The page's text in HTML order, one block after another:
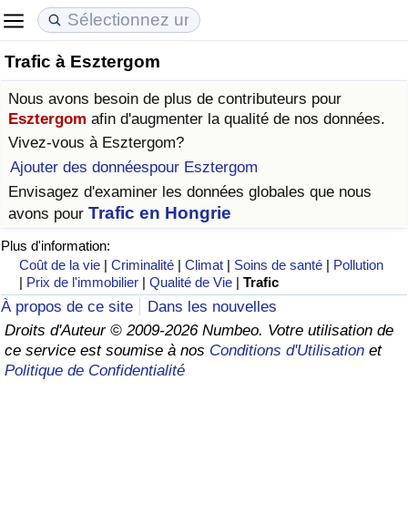
Trafic à Esztergom
Nous avons besoin de plus de contributeurs pour
Esztergom afin d'augmenter la qualité de nos données.
Vivez-vous à Esztergom?
Ajouter des donnéespour Esztergom
Envisagez d'examiner les données globales que nous
avons pour Trafic en Hongrie
Plus d'information:
Coût de la vie |Criminalité |Climat | Soins de santé | Pollution
| Prix de l'immobilier |Qualité de Vie |Trafic
À propos de ce site
Dans les nouvelles
Droits d'Auteur © 2009-2026 Numbeo. Votre utilisation de
ce service est soumise à nos Conditions d'Utilisation et
Politique de Confidentialité
Coût de la vie
Indice du Coût de la Vie (Actuel)
Indice du Coût de la Vie
Indice du coût de la vie par pays
à Akaba
Prix de l'immobilier
Indice des Prix de l'immobilier (Actuel)
Indice des Prix de l'immobilier
Indice des Prix de l'immobilier par Pays
Qualité de Vie
Indice de Qualité de Vie
Indice de Qualité de Vie (Actuel)
Indice de qualité de vie par pays
Criminalité
Indice de Criminalité (Actuel)
Indice de Criminalité